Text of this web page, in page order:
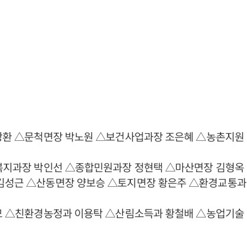
△문척면장 박노원 △보건사업과장 조은혜 △농촌지원
과장 박인선 △종합민원과장 정현택 △마산면장 김형옥
근 △산동면장 양보승 △토지면장 황은주 △환경교통과
△친환경농정과 이용탁 △산림소득과 황철배 △농업기술